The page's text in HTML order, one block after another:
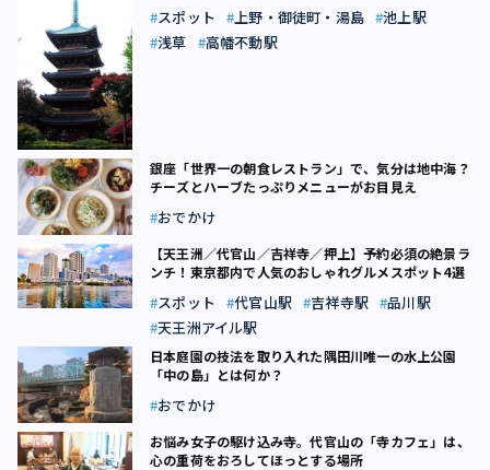
スポット 上野・御徒町・湯島
池上駅
浅草
高幡不動駅
銀座「世界一の朝食レストラン」で、気分は地中海？
チーズとハーブたっぷりメニューがお目見え
おでかけ
【天王洲／代官山／吉祥寺／押上】予約必須の絶景ラ
ンチ！東京都内で人気のおしゃれグルメスポット4選
スポット 代官山駅 吉祥寺駅
品川駅
天王洲アイル駅
日本庭園の技法を取り入れた隅田川唯一の水上公園
「中の島」とは何か？
おでかけ
お悩み女子の駆け込み寺。代官山の「寺カフェ」は、
心の重荷をおろしてほっとする場所